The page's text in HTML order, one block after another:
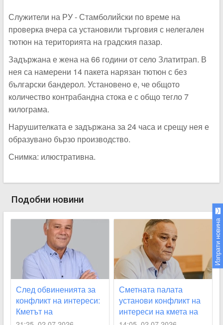
Служители на РУ - Стамболийски по време на
проверка вчера са установили търговия с нелегален
тютюн на територията на градския пазар.
Задържана е жена на 66 години от село Златитрап. В
нея са намерени 14 пакета нарязан тютюн с без
български бандерол. Установено е, че общото
количество контрабандна стока е с общо тегло 7
килограма.
Нарушителката е задържана за 24 часа и срещу нея е
образувано бързо производство.
Снимка: илюстративна.
Подобни новини
След обвиненията за
конфликт на интереси:
Кметът на
Стамболийски с първа
Сметната палата
установи конфликт на
интереси на кмета на
Стамболийски
Изпрати новина